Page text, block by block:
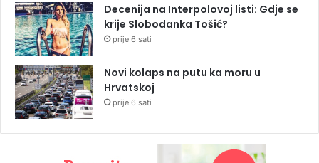
Decenija na Interpolovoj listi: Gdje se
krije Slobodanka Tošić?
prije 6 sati
Novi kolaps na putu ka moru u
Hrvatskoj
prije 6 sati